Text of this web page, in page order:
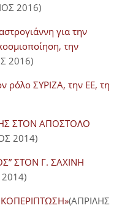
2016)
για την
την
2016)
ρόλο ΣΥΡΙΖΑ, την ΕΕ, τη
ΣΤΟΝ ΑΠΟΣΤΟΛΟ
2014)
ΣΤΟΝ Γ. ΣΑΧΙΝΗ
2014)
(ΑΠΡΙΛΗΣ